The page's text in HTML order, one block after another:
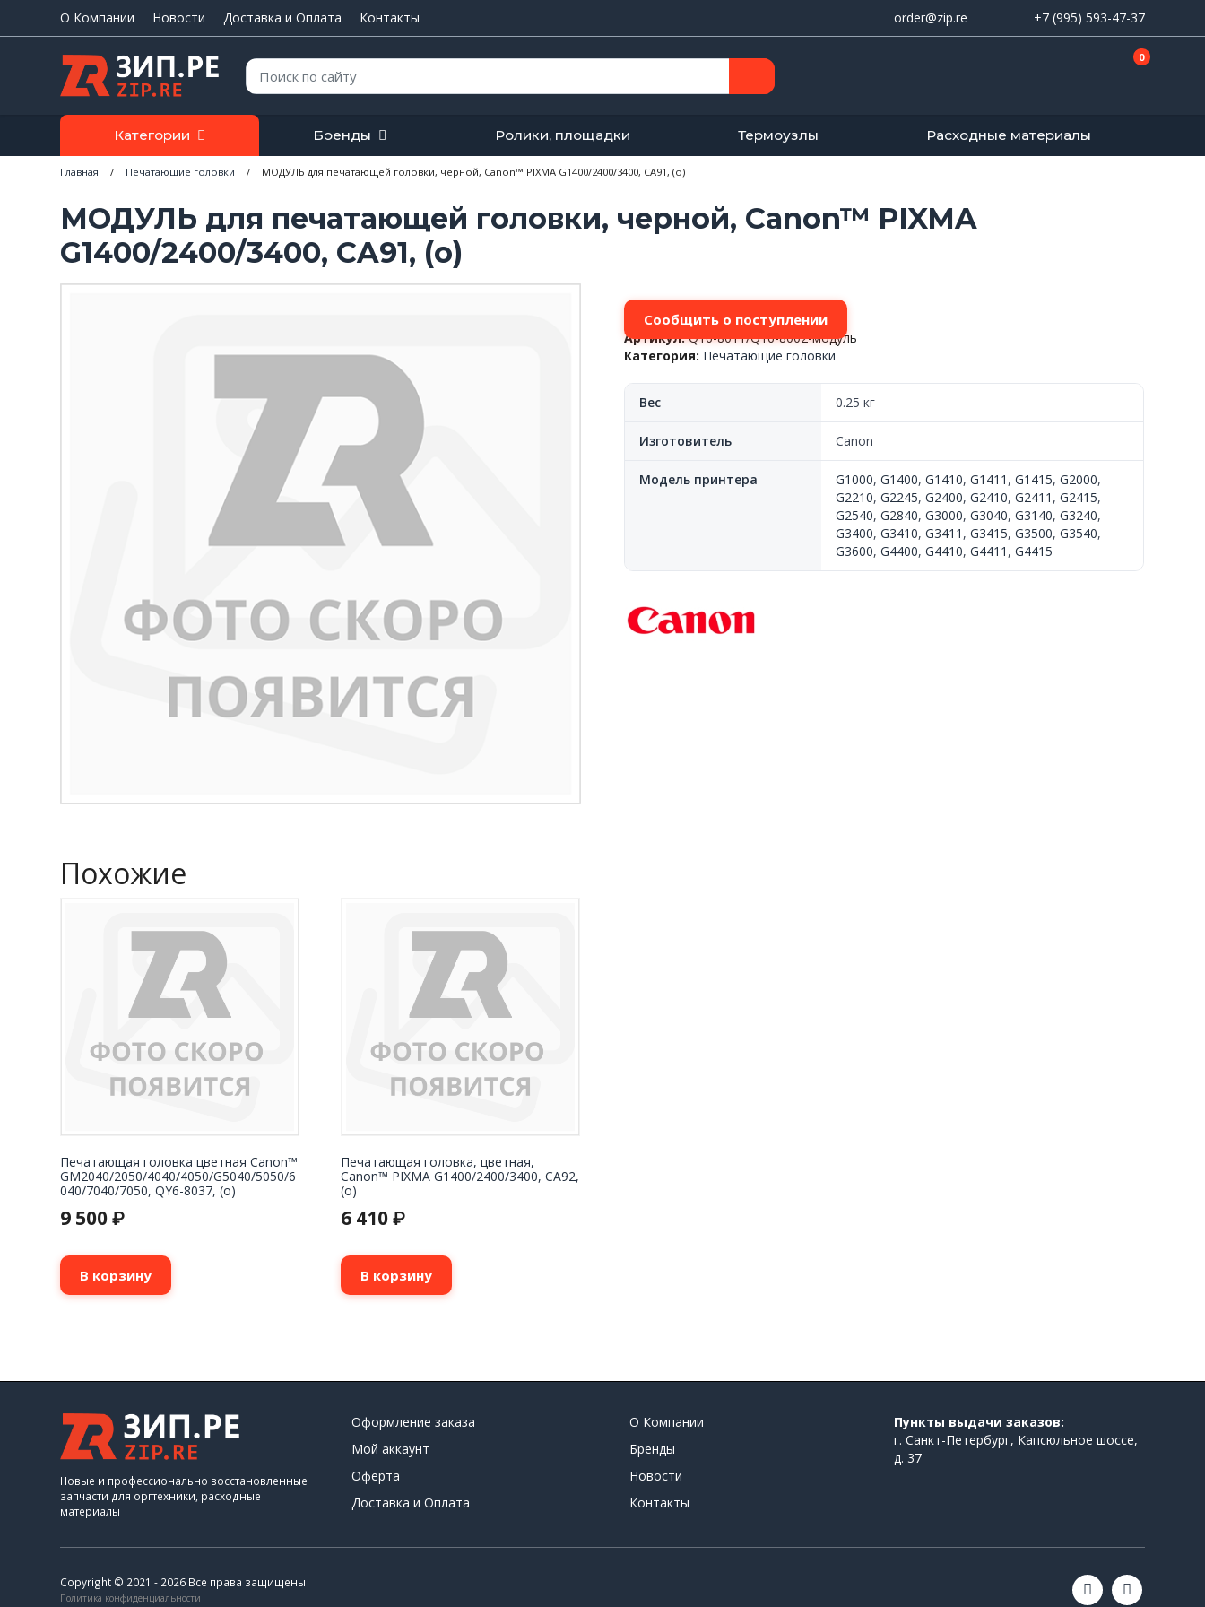
О Компании Новости Доставка и Оплата Контакты order@zip.re +7 (995) 593-47-37
Поиск: 0
Категории Бренды Ролики, площадки Термоузлы Расходные материалы
Главная / Печатающие головки / МОДУЛЬ для печатающей головки, черной, Canon™ PIXMA G1400/2400/3400, CA91, (о)
МОДУЛЬ для печатающей головки, черной, Canon™ PIXMA
G1400/2400/3400, CA91, (о)
Сообщить о поступлении
Артикул:QY6-8011/QY6-8002-модуль
Категория: Печатающие головки
Вес 0.25 кг
Изготовитель Canon
Модель принтера G1000,G1400,G1410,G1411 ,G1415,G2000,
G2210,G2245,G2400,G2410,G2411 ,G2415,
G2540,G2840,G3000,G3040,G3140,G3240,
G3400,G3410,G3411 ,G3415,G3500,G3540,
G3600,G4400,G4410,G4411 ,G4415
Похожие
Печатающая головка цветная Canon™
GM2040/2050/4040/4050/G5040/5050/6
040/7040/7050, QY6-8037, (о)
9 500 ₽
В корзину
Печатающая головка, цветная,
Canon™ PIXMA G1400/2400/3400, CA92,
(о)
6 410 ₽
В корзину
Новые и профессионально восстановленные
запчасти для оргтехники, расходные
материалы
Оформление заказа
Мой аккаунт
Оферта
Доставка и Оплата
О Компании
Бренды
Новости
Контакты
Пункты выдачи заказов:
г. Санкт-Петербург, Капсюльное шоссе,
д. 37
Copyright © 2021 - 2026 Все права защищены
Политика конфиденциальности